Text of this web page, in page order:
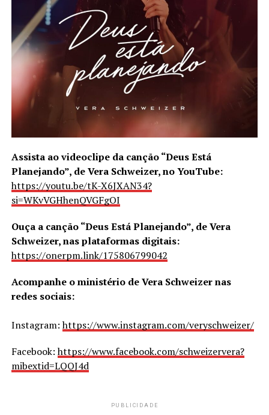
Assista ao videoclipe da canção “Deus Está
Planejando”, de Vera Schweizer, no YouTube:
https://youtu.be/tK-X6JXAN34?
si=WKvVGHhenQVGFgOI
Ouça a canção “Deus Está Planejando”, de Vera
Schweizer, nas plataformas digitais:
https://onerpm.link/175806799042
Acompanhe o ministério de Vera Schweizer nas
redes sociais:
Instagram:https://www.instagram.com/veryschweizer/
Facebook:https://www.facebook.com/schweizervera?
mibextid=LQQJ4d
PUBLICIDADE